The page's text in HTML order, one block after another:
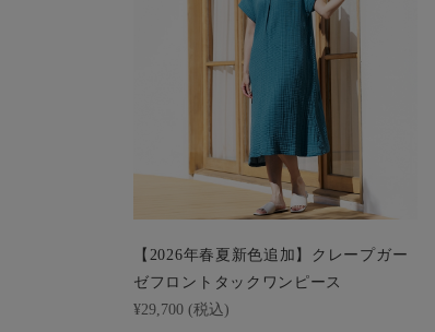
【2026年春夏新色追加】クレープガー
ゼフロントタックワンピース
¥29,700 (税込)